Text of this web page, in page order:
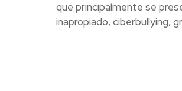
que principalmente se
inapropiado, ciberbullying,